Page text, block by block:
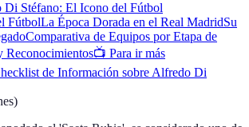
Stéfano: El Icono del Fútbol
FútbolLa Época Dorada en el Real MadridSu
Comparativa de Equipos por Etapa de
Reconocimientos📺 Para ir más
de Información sobre Alfredo Di
)